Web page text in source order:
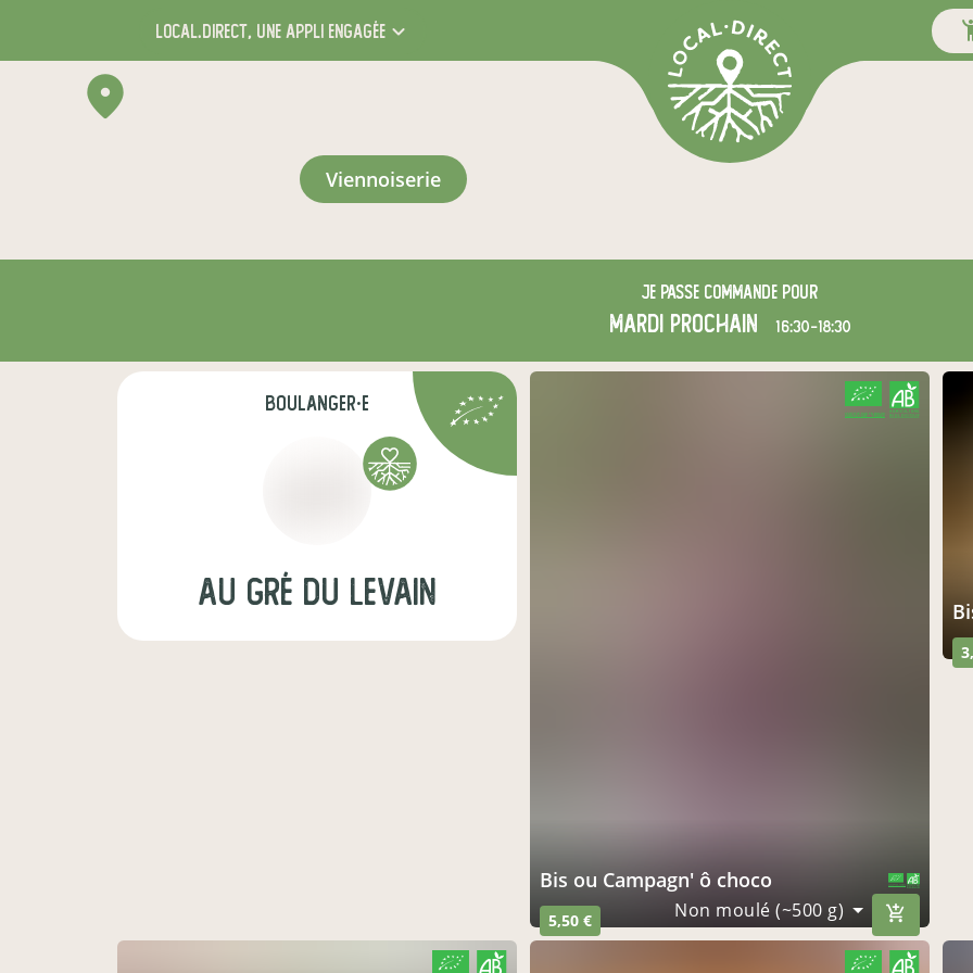
local.direct, une appli engagée
viennoiserie
Je passe commande pour
mardi prochain 16:30-18:30
boulanger·e
Au gré du levain
Bis ou Campagn' ô choco
5,50 € Non moulé (~500 g)
CERTIFIÉ PAR FR-BIO-09
AGRICULTURE FRANCE